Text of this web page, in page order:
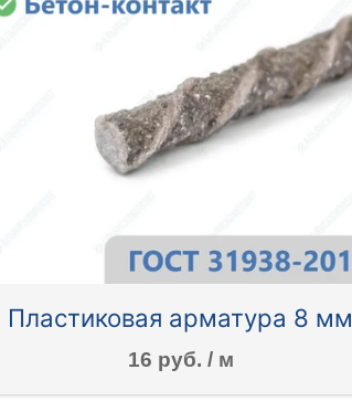
Пластиковая арматура 8 мм
16 руб. / м